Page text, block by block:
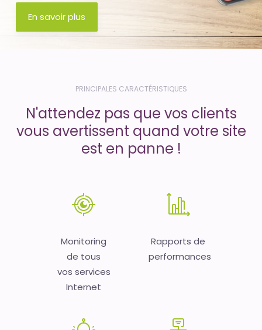
En savoir plus
PRINCIPALES CARACTÉRISTIQUES
N'attendez pas que vos clients
vous avertissent quand votre site
est en panne !
Monitoring
de tous
vos services
Internet
Rapports de
performances